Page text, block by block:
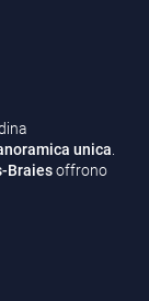
unica
Braiesoffrono